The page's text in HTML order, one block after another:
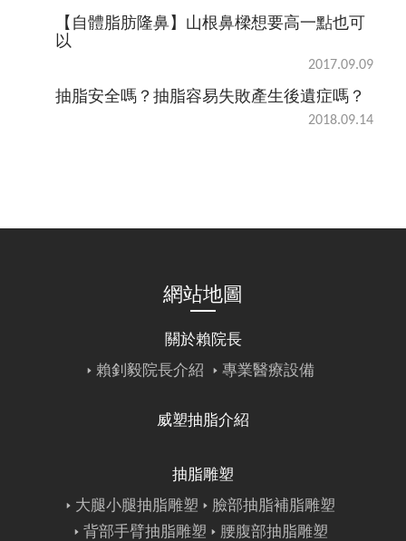
【自體脂肪隆鼻】山根鼻樑想要高一點也可
以
2017.09.09
抽脂安全嗎？抽脂容易失敗產生後遺症嗎？
2018.09.14
網站地圖
關於賴院長
賴釗毅院長介紹
專業醫療設備
威塑抽脂介紹
抽脂雕塑
大腿小腿抽脂雕塑
臉部抽脂補脂雕塑
背部手臂抽脂雕塑
腰腹部抽脂雕塑